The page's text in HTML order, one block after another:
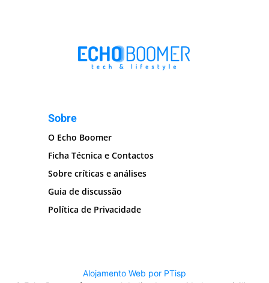
Sobre
O Echo Boomer
Ficha Técnica e Contactos
Sobre críticas e análises
Guia de discussão
Política de Privacidade
Alojamento Web por PTisp